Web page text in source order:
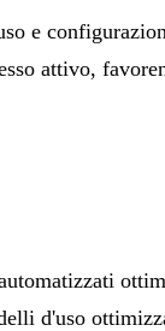
e
attivo,
d'uso